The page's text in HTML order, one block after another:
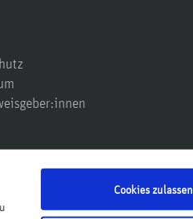
Cookies zulassen